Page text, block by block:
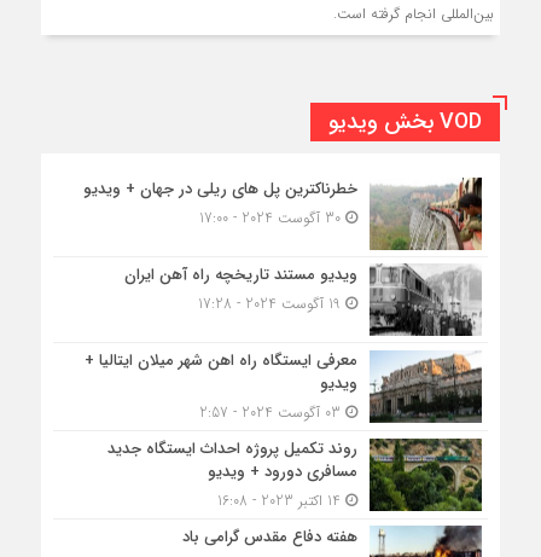
بین‌المللی انجام گرفته است.
VOD بخش ویدیو
خطرناکترین پل های ریلی در جهان + ویدیو
30 آگوست 2024 - 17:00
ویدیو مستند تاریخچه راه آهن ایران
معرفی ایستگاه راه اهن شهر میلان ایتالیا +
ویدیو
روند تکمیل پروژه احداث ایستگاه جدید
مسافری دورود + ویدیو
هفته دفاع مقدس گرامی باد